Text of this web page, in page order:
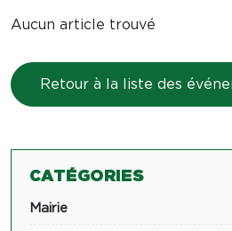
Aucun article trouvé
Retour à la liste des
CATÉGORIES
Mairie